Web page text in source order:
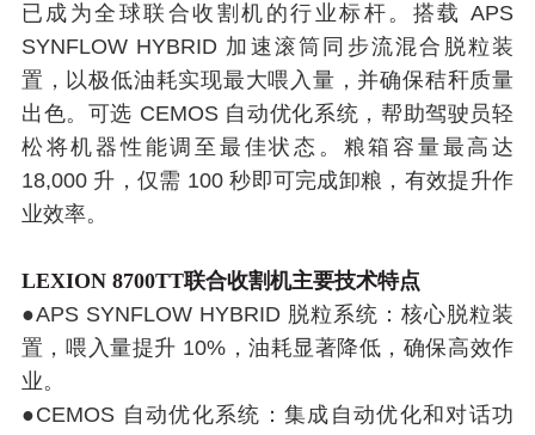
已成为全球联合收割机的行业标杆。搭载 APS
SYNFLOW HYBRID 加速滚筒同步流混合脱粒装
置，以极低油耗实现最大喂入量，并确保秸秆质量
出色。可选 CEMOS 自动优化系统，帮助驾驶员轻
松将机器性能调至最佳状态。粮箱容量最高达
18,000 升，仅需 100 秒即可完成卸粮，有效提升作
业效率。
LEXION 8700TT联合收割机主要技术特点
●APS SYNFLOW HYBRID 脱粒系统：核心脱粒装
置，喂入量提升 10%，油耗显著降低，确保高效作
业。
●CEMOS 自动优化系统：集成自动优化和对话功